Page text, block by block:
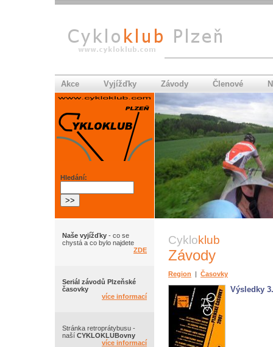
Akce Vyjížďky Závody Členové
Hledání:
Naše vyjížďky - co se
chystá a co bylo najdete
ZDE
Seriál závodů Plzeňské
časovky
více informací
Stránka retroprátybusu -
naší CYKLOKLUBovny
více informací
Cykloklub
Závody
Region | Časovky
Výsledky